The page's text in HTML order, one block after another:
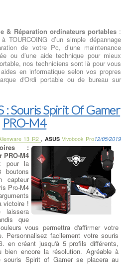
& Réparation ordinateurs portables:
TOURCOING d’un simple dépannage
de votre Pc, d’une maintenance
ou d’une aide technique pour mieux
nos techniciens sont là pour vous
en informatique selon vos propres
d'Ordi portable ou de bureau sur
: Souris Spirit Of Gamer
PRO-M4
12/05/2019
:
M4
pour la
capteur
Pro-M4
victoire !
laissera
que
vous permettra d'affirmer votre
Personnalisez facilement votre souris
en créant jusqu'à 5 profils différents,
bien encore la résolution. Agréable à
souris Spirit of Gamer se placera au
13 R2 , ASUS Vivobook Pro